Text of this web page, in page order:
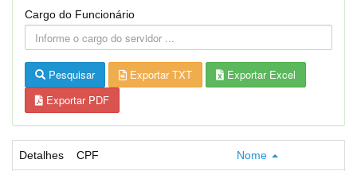
Cargo do Funcionário
Pesquisar Exportar TXT
Exportar Excel
Exportar PDF
Detalhes CPF Nome